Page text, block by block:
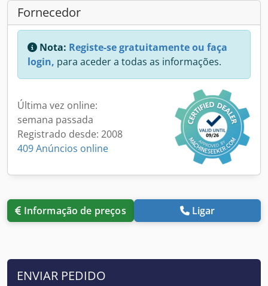
Fornecedor
Nota: Registe-se gratuitamente ou faça
login, para aceder a todas as informações.
Última vez online:
semana passada
Registrado desde: 2008
409 Anúncios online
Informação de preços Ligar
ENVIAR PEDIDO